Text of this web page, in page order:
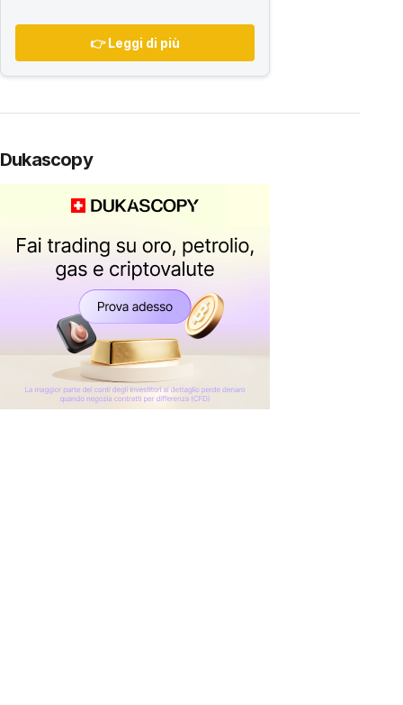
👉 Leggi di più
Dukascopy